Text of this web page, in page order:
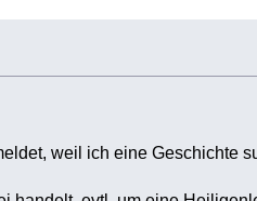
weil ich eine Geschichte